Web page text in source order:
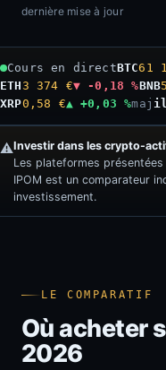
dernière mise à jour
Cours en directBTC61
ETH3 374 €▼ -0,18 %BNB
XRP0,58 €▲ +0,03 %maj il
⚠️Investir dans les crypto-
Les plateformes
IPOM est un comparateur
investissement.
LE COMPARATIF
Où acheter
2026